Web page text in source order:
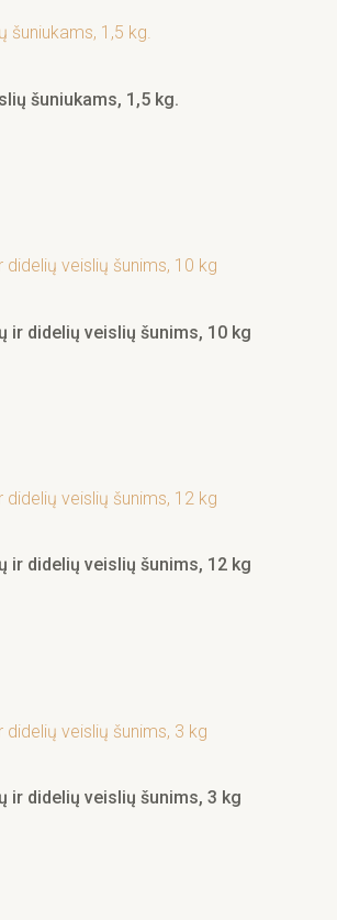
šuniukams, 1,5 kg.
ir didelių veislių šunims, 10 kg
ir didelių veislių šunims, 12 kg
ir didelių veislių šunims, 3 kg